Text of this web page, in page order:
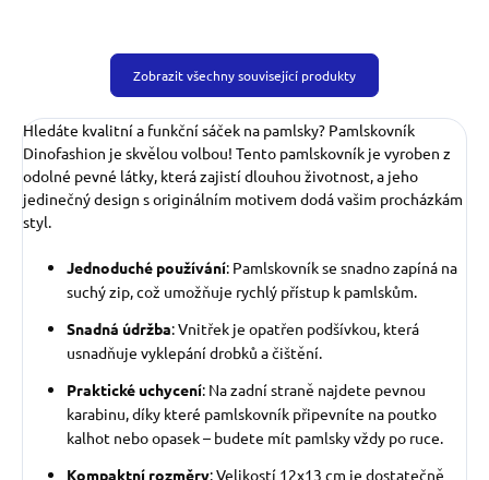
Zobrazit všechny související produkty
Hledáte kvalitní a funkční sáček na pamlsky? Pamlskovník
Dinofashion je skvělou volbou! Tento pamlskovník je vyroben z
odolné pevné látky, která zajistí dlouhou životnost, a jeho
jedinečný design s originálním motivem dodá vašim procházkám
styl.
Jednoduché používání: Pamlskovník se snadno zapíná na
suchý zip, což umožňuje rychlý přístup k pamlskům.
Snadná údržba: Vnitřek je opatřen podšívkou, která
usnadňuje vyklepání drobků a čištění.
Praktické uchycení: Na zadní straně najdete pevnou
karabinu, díky které pamlskovník připevníte na poutko
kalhot nebo opasek – budete mít pamlsky vždy po ruce.
Kompaktní rozměry: Velikostí 12x13 cm je dostatečně